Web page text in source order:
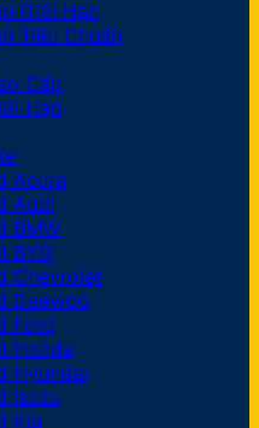
Giới Hạn
Tiêu Chuẩn
Cấp
Hạn
Acura
Audi
BMW
BYD
Chevrolet
Daewoo
Ford
Honda
Hyundai
Isuzu
Kia